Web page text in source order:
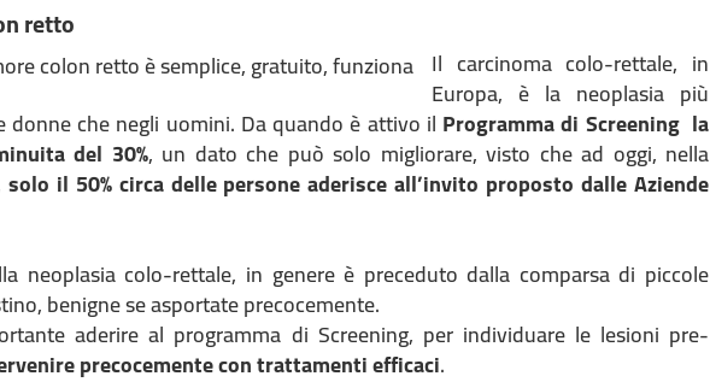
retto
Il carcinoma colo-rettale, in
Europa, è la neoplasia più
donne che negli uomini. Da quando è attivo il Programma di Screening la
del 30%, un dato che può solo migliorare, visto che ad oggi, nella
solo il 50% circa delle persone aderisce all’invito proposto dalle Aziende
neoplasia colo-rettale, in genere è preceduto dalla comparsa di piccole
benigne se asportate precocemente.
aderire al programma di Screening, per individuare le lesioni pre-
precocemente con trattamenti efficaci.